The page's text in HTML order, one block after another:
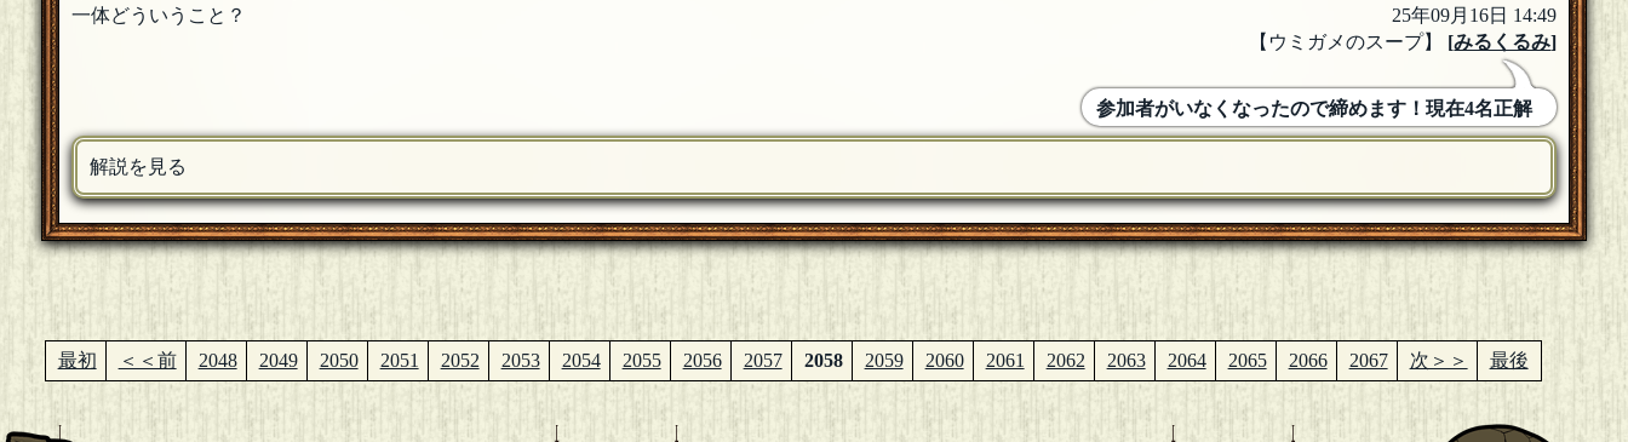
一体どういうこと？
25年09月16日 14:49
【ウミガメのスープ】 [みるくるみ]
参加者がいなくなったので締めます！現在4名正解
解説を見る
最初 ＜＜前 2048 2049 2050 2051 2052 2053 2054 2055 2056 2057 2058 2059 2060 2061 2062 2063 2064 2065 2066 2067 次＞＞ 最後